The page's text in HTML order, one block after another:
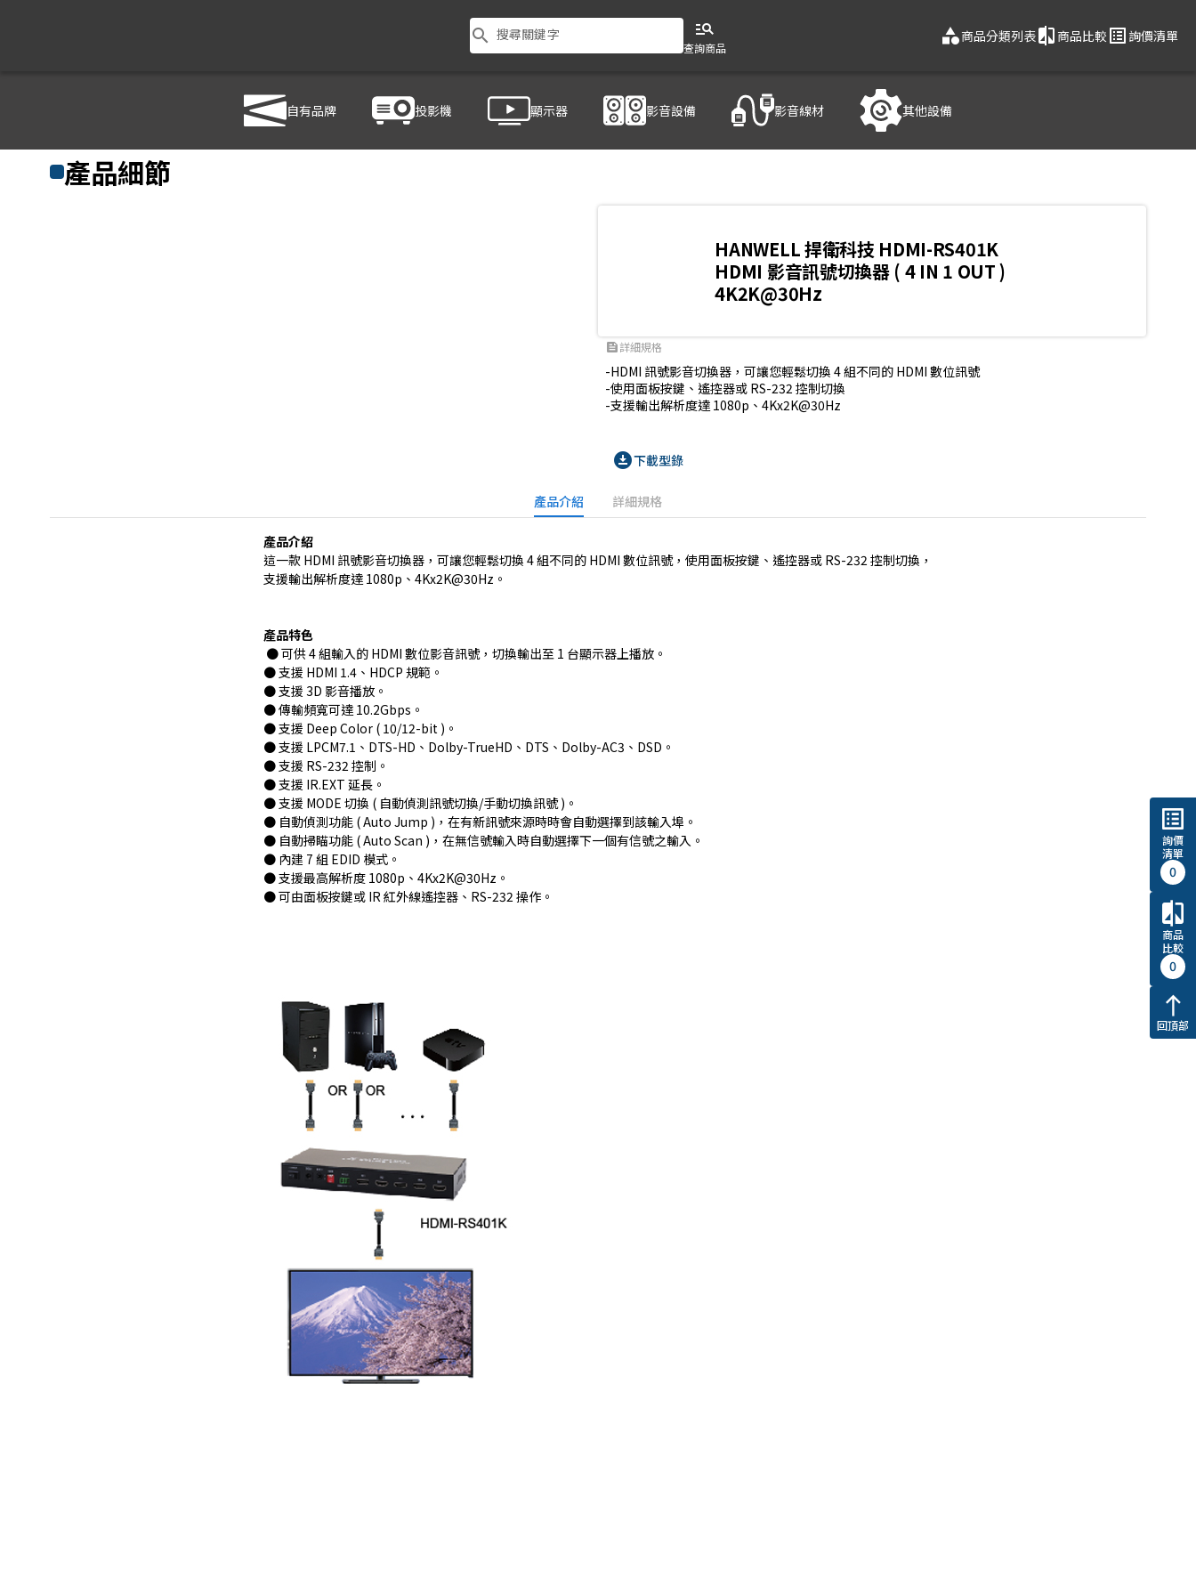
search 搜尋關鍵字 manage_search
查詢商品
category商品分類列表compare商品比較 list_alt 詢價清單
自有品牌 投影機 顯示器 影音設備 影音線材 其他設備
/ HANWELL 捍衛科技 HDMI-RS401K
產品細節
HANWELL 捍衛科技 HDMI-RS401K
HDMI 影音訊號切換器 ( 4 IN 1 OUT )
4K2K@30Hz
feed詳細規格
-HDMI 訊號影音切換器，可讓您輕鬆切換 4 組不同的 HDMI 數位訊號
-使用面板按鍵、遙控器或 RS-232 控制切換
-支援輸出解析度達 1080p、4Kx2K@30Hz
download_for_offline下載型錄
產品介紹 詳細規格
產品介紹
這一款 HDMI 訊號影音切換器，可讓您輕鬆切換 4 組不同的 HDMI 數位訊號，使用面板按鍵、遙控器或 RS-232 控制切換，
支援輸出解析度達 1080p、4Kx2K@30Hz。
產品特色
● 可供 4 組輸入的 HDMI 數位影音訊號，切換輸出至 1 台顯示器上播放。
● 支援 HDMI 1.4、HDCP 規範。
● 支援 3D 影音播放。
● 傳輸頻寬可達 10.2Gbps。
● 支援 Deep Color ( 10/12-bit )。
● 支援 LPCM7.1、DTS-HD、Dolby-TrueHD、DTS、Dolby-AC3、DSD。
● 支援 RS-232 控制。
● 支援 IR.EXT 延長。
● 支援 MODE 切換 ( 自動偵測訊號切換/手動切換訊號 )。
● 自動偵測功能 ( Auto Jump )，在有新訊號來源時時會自動選擇到該輸入埠。
● 自動掃瞄功能 ( Auto Scan )，在無信號輸入時自動選擇下一個有信號之輸入。
● 內建 7 組 EDID 模式。
● 支援最高解析度 1080p、4Kx2K@30Hz。
● 可由面板按鍵或 IR 紅外線遙控器、RS-232 操作。
list_alt
詢價
清單
0
compare
商品
比較
0
north
回頂部